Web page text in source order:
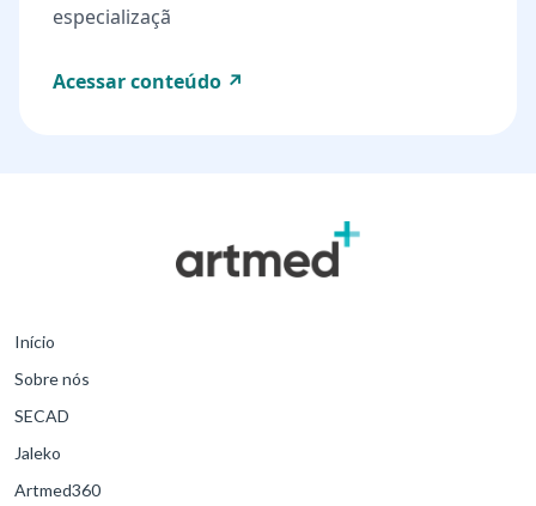
especializaçã
Acessar conteúdo ↗
Início
Sobre nós
SECAD
Jaleko
Artmed360